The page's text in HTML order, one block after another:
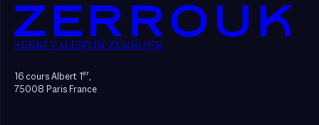
SEKRI VALENTIN ZERROUK
16 cours Albert 1er,
75008 Paris France